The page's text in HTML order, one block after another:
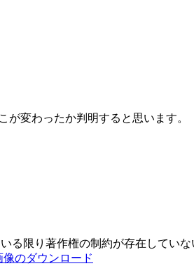
変わったか判明すると思います。
る限り著作権の制約が存在していな
のダウンロード